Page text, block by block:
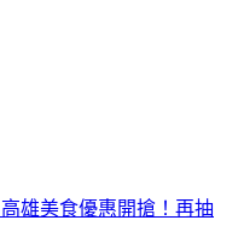
高雄美食優惠開搶！再抽